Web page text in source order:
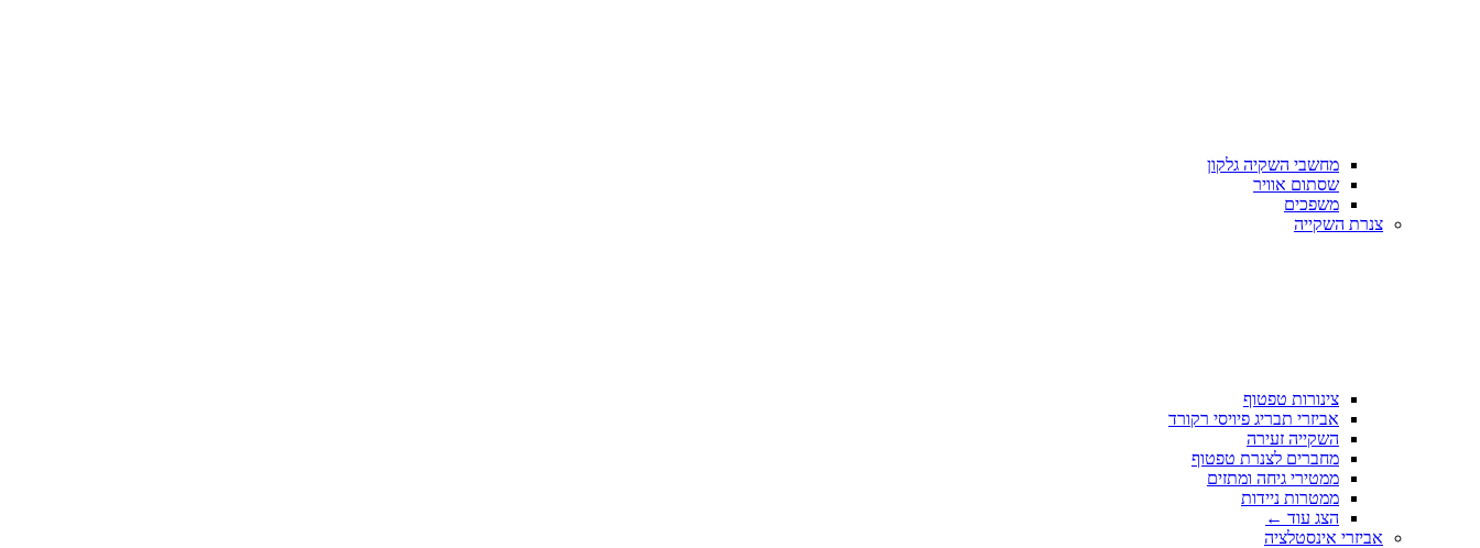
מחשבי השקיה גלקון
שסתום אוויר
משפכים
צנרת השקייה
צינורות טפטוף
אביזרי תבריג פיויסי רקורד
השקייה זעירה
מחברים לצנרת טפטוף
ממטירי גיחה ומתזים
ממטרות ניידות
הצג עוד ←
אביזרי אינסטלציה